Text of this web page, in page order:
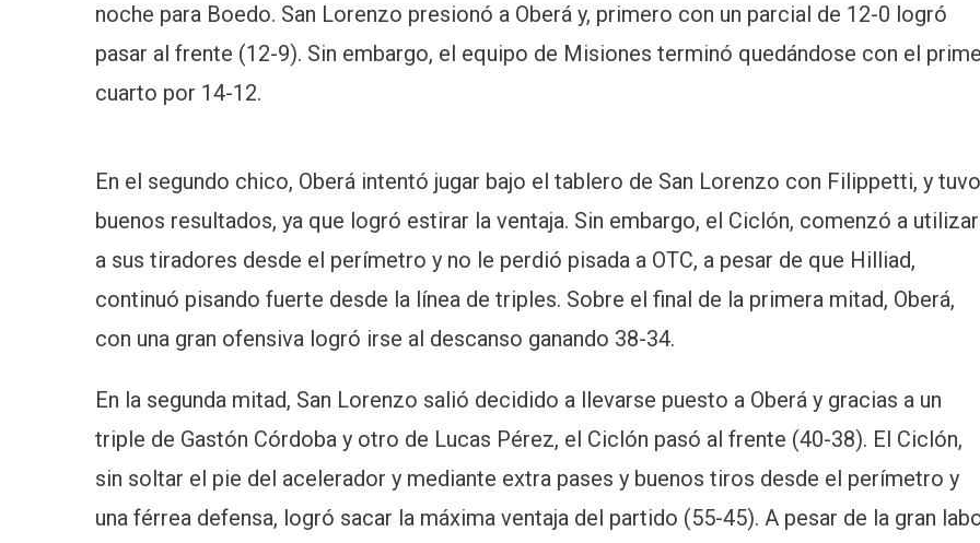
noche para Boedo. San Lorenzo presionó a Oberá y, primero con un parcial de 12-0 logró
pasar al frente (12-9). Sin embargo, el equipo de Misiones terminó quedándose con el
cuarto por 14-12.
En el segundo chico, Oberá intentó jugar bajo el tablero de San Lorenzo con Filippetti, y tuvo
buenos resultados, ya que logró estirar la ventaja. Sin embargo, el Ciclón, comenzó a utilizar
a sus tiradores desde el perímetro y no le perdió pisada a OTC, a pesar de que Hilliad,
continuó pisando fuerte desde la línea de triples. Sobre el final de la primera mitad, Oberá,
con una gran ofensiva logró irse al descanso ganando 38-34.
En la segunda mitad, San Lorenzo salió decidido a llevarse puesto a Oberá y gracias a un
triple de Gastón Córdoba y otro de Lucas Pérez, el Ciclón pasó al frente (40-38). El Ciclón,
sin soltar el pie del acelerador y mediante extra pases y buenos tiros desde el perímetro y
una férrea defensa, logró sacar la máxima ventaja del partido (55-45). A pesar de la gran